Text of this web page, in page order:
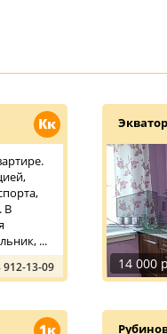
Кк
В
...
912-13-09 14 000
1к